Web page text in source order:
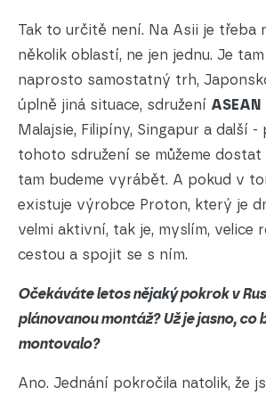
Tak to určitě není. Na Asii je třeba
několik oblastí, ne jen jednu. Je
naprosto samostatný trh,
úplně jiná situace, sdružení ASEAN
Malajsie, Filipíny, Singapur a další -
tohoto sdružení se můžeme dostat
tam budeme vyrábět. A pokud v
existuje výrobce Proton, který je
velmi aktivní, tak je, myslím, velice
cestou a spojit se s ním.
Očekáváte letos nějaký pokrok v
plánovanou montáž? Už je jasno, co
montovalo?
Ano. Jednání pokročila natolik, že